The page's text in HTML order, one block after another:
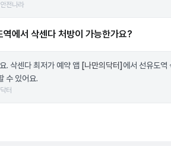
전나라
역에서 삭센다 처방이 가능한가요?
. 삭센다 최저가 예약 앱 [나만의닥터] 에서 선유도역
수 있어요.
터